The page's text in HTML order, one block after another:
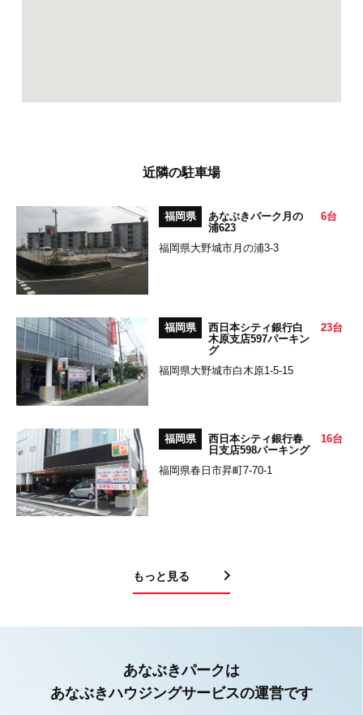
近隣の駐車場
福岡県
あなぶきパーク月の
浦623
6台
福岡県大野城市月の浦3-3
福岡県
西日本シティ銀行白
木原支店597パーキン
グ
23台
福岡県大野城市白木原1-5-15
福岡県
西日本シティ銀行春
日支店598パーキング
16台
福岡県春日市昇町7-70-1
もっと見る
あなぶきパークは
あなぶきハウジングサービスの運営です